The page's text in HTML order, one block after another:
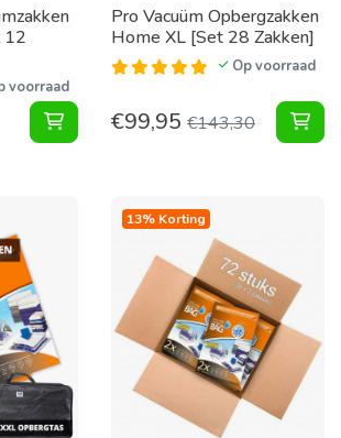
12
voorraad
Pakket Vacuumzakken Home
Pro Vacuüm Opbergzakken
Home XL [Set 28 Zakken]
Op voorraad
€99,95 €143,30
13% Korting